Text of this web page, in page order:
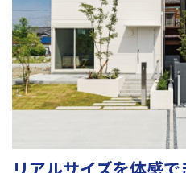
リアルサイズを体感